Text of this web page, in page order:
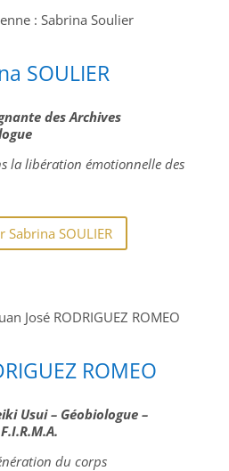
SOULIER
des Archives
la libération émotionnelle des
Sabrina SOULIER
ROMEO
Usui – Géobiologue –
du corps